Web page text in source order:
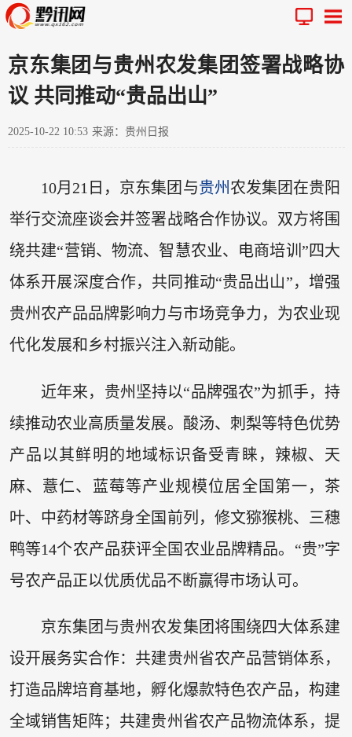
京东集团与贵州农发集团签署战略协
议 共同推动“贵品出山”
2025-10-22 10:53 来源：贵州日报
10月21日，京东集团与贵州农发集团在贵阳
举行交流座谈会并签署战略合作协议。双方将围
绕共建“营销、物流、智慧农业、电商培训”四大
体系开展深度合作，共同推动“贵品出山”，增强
贵州农产品品牌影响力与市场竞争力，为农业现
代化发展和乡村振兴注入新动能。
近年来，贵州坚持以“品牌强农”为抓手，持
续推动农业高质量发展。酸汤、刺梨等特色优势
产品以其鲜明的地域标识备受青睐，辣椒、天
麻、薏仁、蓝莓等产业规模位居全国第一，茶
叶、中药材等跻身全国前列，修文猕猴桃、三穗
鸭等14个农产品获评全国农业品牌精品。“贵”字
号农产品正以优质优品不断赢得市场认可。
京东集团与贵州农发集团将围绕四大体系建
设开展务实合作：共建贵州省农产品营销体系，
打造品牌培育基地，孵化爆款特色农产品，构建
全域销售矩阵；共建贵州省农产品物流体系，提